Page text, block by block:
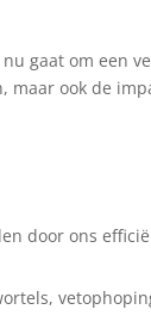
gaat om een
maar ook de
door ons